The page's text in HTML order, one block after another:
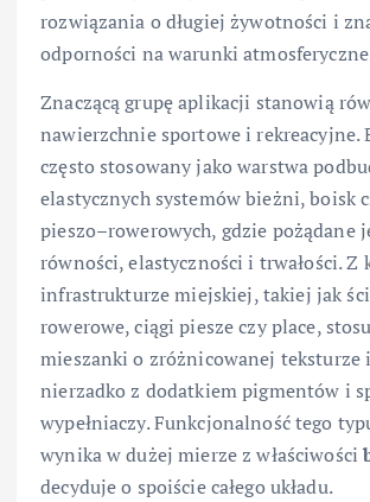
rozwiązania o długiej żywotności i
odporności na warunki
Znaczącą grupę aplikacji stanowią
nawierzchnie sportowe i rekreacyjne.
często stosowany jako warstwa
elastycznych systemów bieżni, boisk
pieszo–rowerowych, gdzie pożądane
równości, elastyczności i trwałości. Z
infrastrukturze miejskiej, takiej jak
rowerowe, ciągi piesze czy place,
mieszanki o zróżnicowanej teksturze
nierzadko z dodatkiem pigmentów i
wypełniaczy. Funkcjonalność tego
wynika w dużej mierze z właściwości
decyduje o spoiście całego układu.